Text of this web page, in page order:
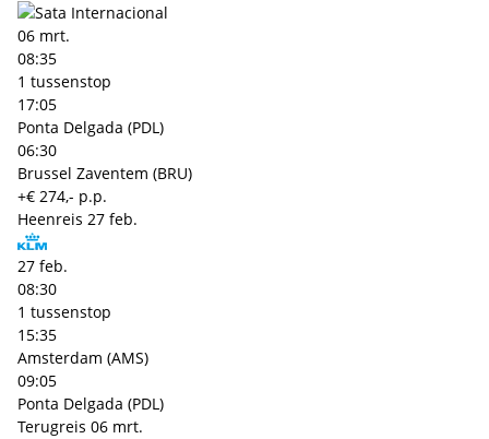
06 mrt.
08:35
1 tussenstop
17:05
Ponta Delgada (PDL)
06:30
Brussel Zaventem (BRU)
+€ 274,- p.p.
Heenreis 27 feb.
27 feb.
08:30
1 tussenstop
15:35
Amsterdam (AMS)
09:05
Ponta Delgada (PDL)
Terugreis 06 mrt.